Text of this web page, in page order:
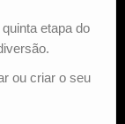
etapa do
ou criar o seu